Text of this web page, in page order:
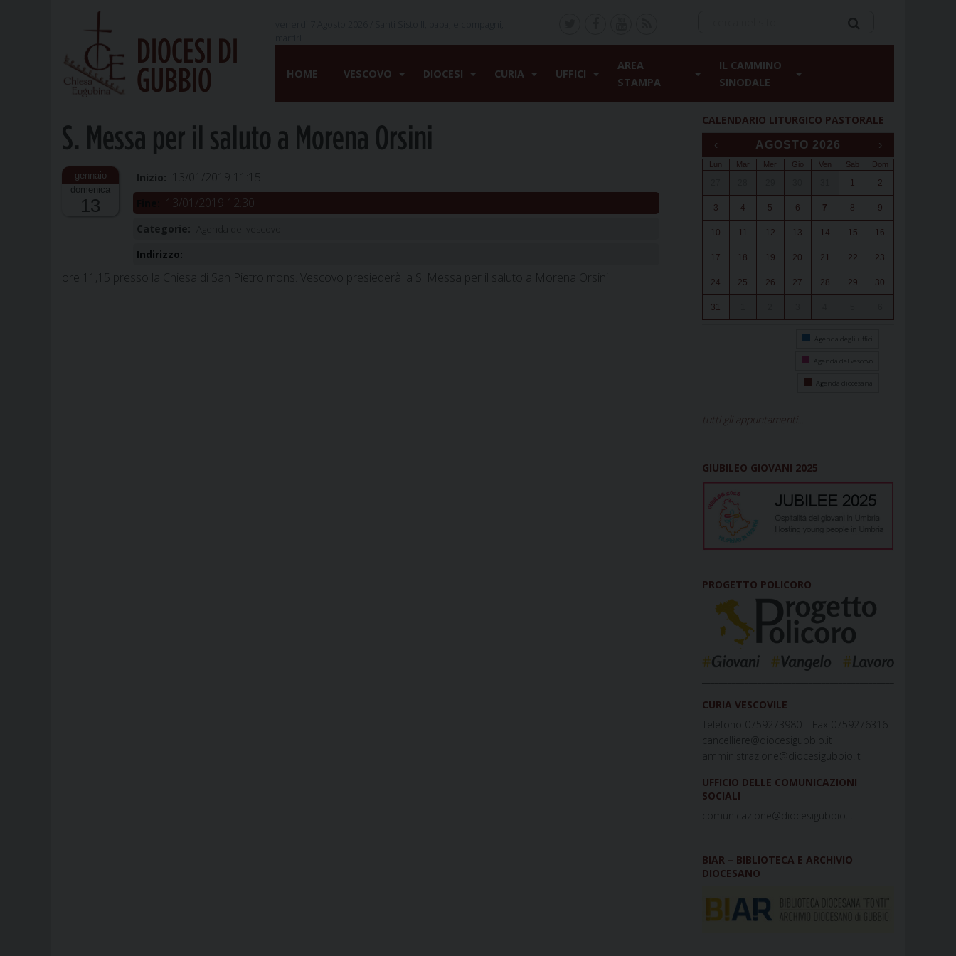
DIOCESI DI
GUBBIO
HOME VESCOVO DIOCESI CURIA UFFICI
AREA
STAMPA
IL CAMMINO
SINODALE
S. Messa per il saluto a Morena Orsini
domenica
13
Inizio: 13/01/2019 11:15
13/01/2019 12:30
Categorie:
Indirizzo:
ore 11,15 presso la Chiesa di San Pietro mons. Vescovo presiederà la S. Messa per il saluto a Morena Orsini
CALENDARIO LITURGICO PASTORALE
‹ AGOSTO 2026 ›
Lun Mar Mer Gio Ven Sab Dom
1 2
3 4 5 6 7 8 9
10 11 12 13 14 15 16
17 18 19 20 21 22 23
24 25 26 27 28 29 30
31
Agenda degli uffici
Agenda del vescovo
Agenda diocesana
tutti gli appuntamenti...
GIUBILEO GIOVANI 2025
PROGETTO POLICORO
CURIA VESCOVILE
Telefono 0759273980 – Fax 0759276316
cancelliere@diocesigubbio.it
amministrazione@diocesigubbio.it
UFFICIO DELLE COMUNICAZIONI
SOCIALI
comunicazione@diocesigubbio.it
BIAR – BIBLIOTECA E ARCHIVIO
DIOCESANO